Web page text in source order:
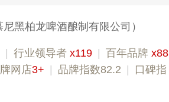
尼黑柏龙啤酒酿制有限公司）
行业领导者 x119 百年品牌 x88
网店3+ 品牌指数82.2
口碑指